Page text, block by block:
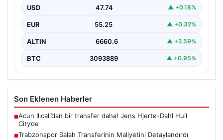
uyandıran Mohamed Salah transferiyle ilgili maliyet
detaylarını…
USD 47.74 ▲ +0.18%
EUR 55.25 ▲ +0.32%
ALTIN 6660.6 ▲ +2.59%
BTC 3093889 ▲ +0.95%
Son Eklenen Haberler
■Acun Ilıcalı’dan bir transfer daha! Jens Hjertø-Dahl Hull
City’de
■Trabzonspor Salah Transferinin Maliyetini Detaylandırdı